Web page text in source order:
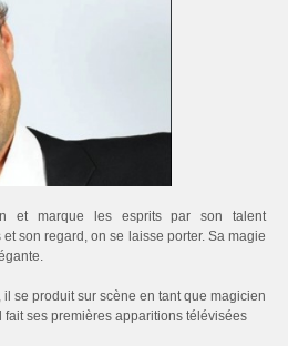
et marque les esprits par son talent
son regard, on se laisse porter. Sa magie
se produit sur scène en tant que magicien
fait ses premières apparitions télévisées